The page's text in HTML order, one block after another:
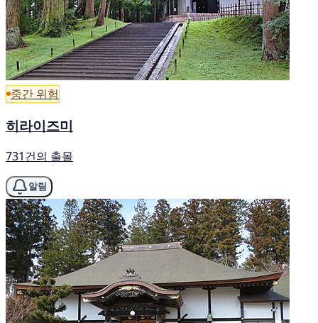
중간 위험
히라이즈미
731건의 출몰
알림